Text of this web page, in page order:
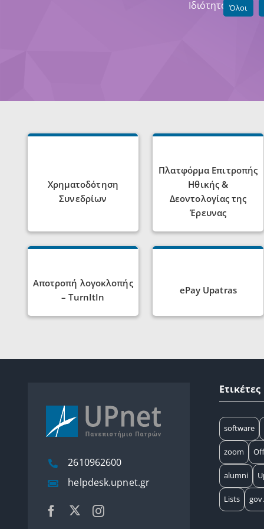
Ιδιότητα: Όλοι
Χρηματοδότηση
Συνεδρίων
Πλατφόρμα Επιτροπής
Ηθικής &
Δεοντολογίας της
Έρευνας
Αποτροπή λογοκλοπής
– TurnItIn
ePay Upatras
2610962600
helpdesk.upnet.gr
Ετικέτες
software
zoom
alumni
Lists